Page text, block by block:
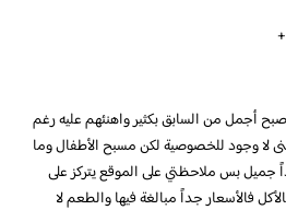
أجمل من السابق بكثير واهنئهم عليه رغم
لا وجود للخصوصية لكن مسبح الأطفال وما
بس ملاحظتي على الموقع يتركز على
فالأسعار جداً مبالغة فيها والطعم لا